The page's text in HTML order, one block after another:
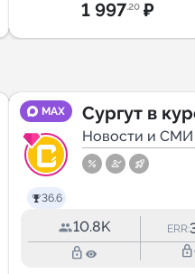
1 997.20 ₽
MAX
36.6
Сургут в
Новости и СМИ
10.8K ERR:
lock_outline lock_outline